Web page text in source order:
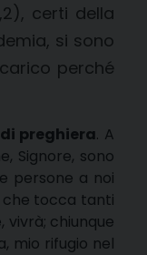
certi della
si sono
perché
preghiera. A
Signore, sono
persone a noi
che tocca tanti
vivrà; chiunque
mio rifugio nel